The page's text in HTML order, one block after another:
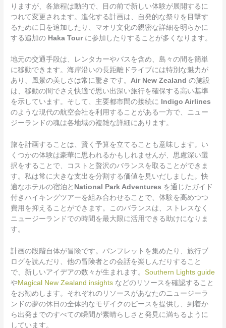
りますが、各旅程は動的で、目の前で新しい体験が展開するに
つれて変更されます。進化する計画は、自発的な祭りを目撃す
るために日を追加したり、マオリ文化の親密な詳細を明らかに
する追加の Haka Tourに参加したりすることが多くなります。
地元の交通手段は、レンタカーやバスを含め、島々の間を簡単
に移動できます。海岸沿いの長距離ドライブには特別な魅力が
あり、風景の美しさは常に驚きです。Air New Zealand の施設
は、移動の間でさえ快適で思い出深い旅行を確保する高い基準
を示しています。そして、主要都市間の接続に
Indigo Airlines
のような現代の航空会社を利用することがある一方で、ニュー
ジーランドの魂は各地域の複雑な詳細にあります。
旅を計画することは、賢く予算を立てることも意味します。い
くつかの体験は豪華に思われるかもしれませんが、思慮深い選
択をすることで、コストと贅沢のバランスを取ることができま
す。私は常に大きな支出を分割する価値を見いだしました。快
適なホテルの宿泊と National Park Adventures を通じたガイド
付きハイキングツアーを組み合わせることで、体験を高めつつ
費用を抑えることができます。このバランスは、ストレスなく
ニュージーランドでの時間を最大限に活用できる助けになりま
す。
計画の段階自体が冒険です。パンフレットを集めたり、旅行ブ
ログを読んだり、他の冒険者との会話を楽しんだりすること
で、新しいアイデアの数々が生まれます。 Southern Lights guide
やMagical New Zealand insights などのリソースを確認すること
をお勧めします。それぞれのリソースがあなたのニュージーラ
ンドの夢の休日の全体的なモザイクのピースを提供し、到着か
ら出発までのすべての瞬間が素晴らしさと発見に満ちるように
しています。